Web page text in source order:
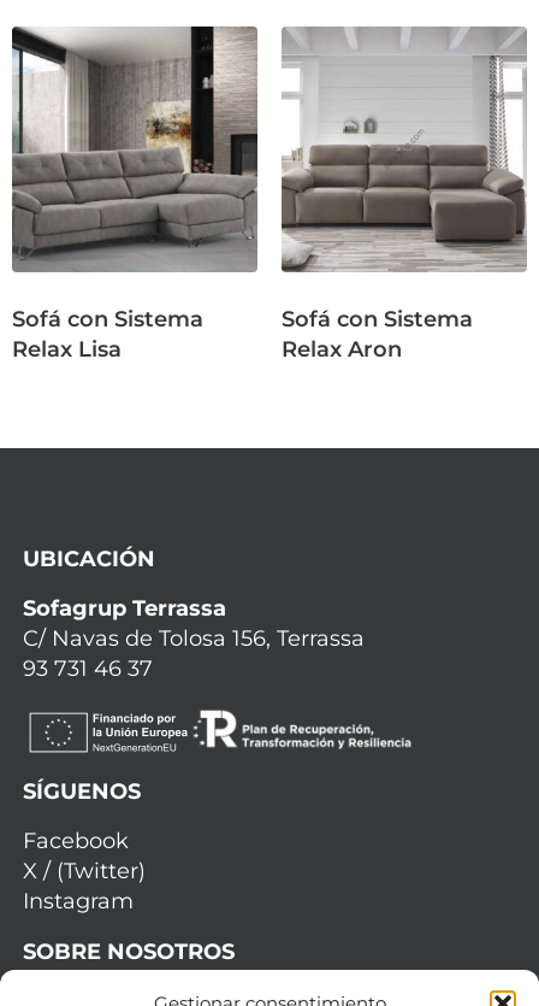
Sofá con Sistema
Relax Lisa
Sofá con Sistema
Relax Aron
UBICACIÓN
Sofagrup Terrassa
C/ Navas de Tolosa 156, Terrassa
93 731 46 37
SÍGUENOS
Facebook
X / (Twitter)
Instagram
SOBRE NOSOTROS